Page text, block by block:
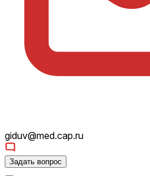
giduv@med.cap.ru
Задать вопрос